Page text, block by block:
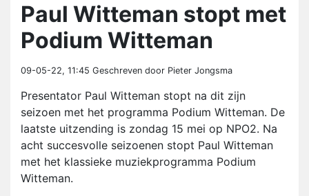
Paul Witteman stopt met
Podium Witteman
09-05-22, 11:45 Geschreven door Pieter Jongsma
Presentator Paul Witteman stopt na dit zijn
seizoen met het programma Podium Witteman. De
laatste uitzending is zondag 15 mei op NPO2. Na
acht succesvolle seizoenen stopt Paul Witteman
met het klassieke muziekprogramma Podium
Witteman.